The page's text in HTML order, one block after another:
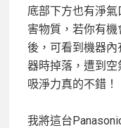
底部下方也有淨
害物質，若你有
後，可看到機器
器時掉落，遭到
吸淨力真的不錯！
我將這台